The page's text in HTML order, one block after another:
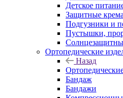
Детское
Защитные крема
Подгузники и
Пустышки,
Ортопедические
Назад
Бандаж
Бандажи